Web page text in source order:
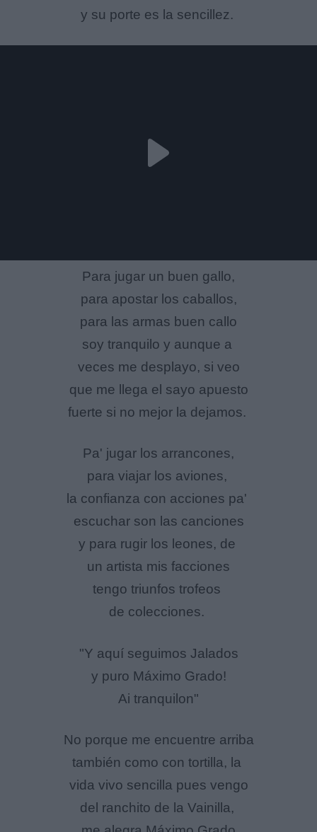
y su porte es la sencillez.
Para jugar un buen gallo,
para apostar los caballos,
para las armas buen callo
soy tranquilo y aunque a
veces me desplayo, si veo
que me llega el sayo apuesto
fuerte si no mejor la dejamos.
Pa' jugar los arrancones,
para viajar los aviones,
la confianza con acciones pa'
escuchar son las canciones
y para rugir los leones, de
un artista mis facciones
tengo triunfos trofeos
de colecciones.
"Y aquí seguimos Jalados
y puro Máximo Grado!
Ai tranquilon"
No porque me encuentre arriba
también como con tortilla, la
vida vivo sencilla pues vengo
del ranchito de la Vainilla,